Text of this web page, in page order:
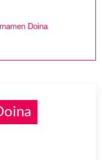
Doina